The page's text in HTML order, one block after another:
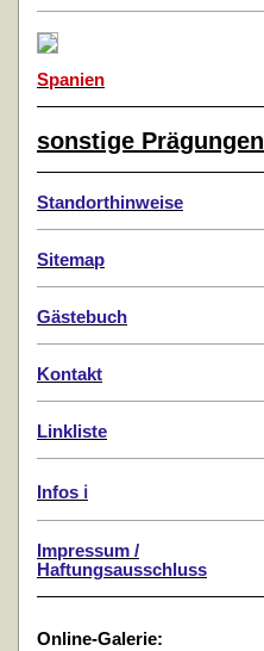
Spanien
sonstige Prägungen
Standorthinweise
Sitemap
Gästebuch
Kontakt
Linkliste
Infos ℹ️
Impressum /
Haftungsausschluss
Online-Galerie: